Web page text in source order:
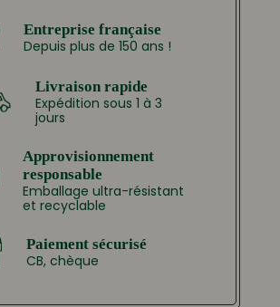
Entreprise française
Depuis plus de 150 ans !
Livraison rapide
Expédition sous 1 à 3
jours
Approvisionnement
responsable
Emballage ultra-résistant
et recyclable
Paiement sécurisé
CB, chèque